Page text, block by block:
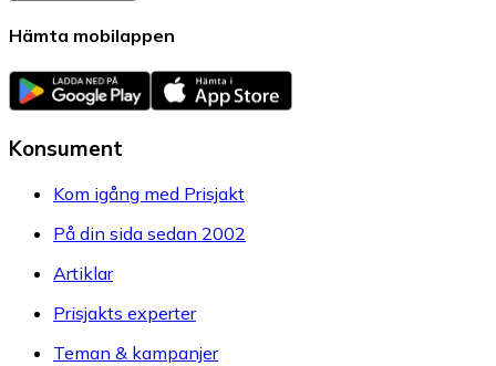
Hämta mobilappen
Konsument
Kom igång med Prisjakt
På din sida sedan 2002
Artiklar
Prisjakts experter
Teman & kampanjer